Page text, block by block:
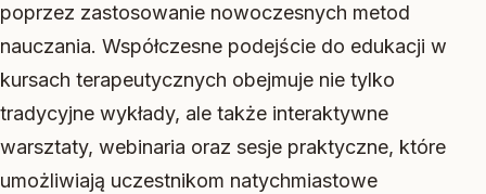
poprzez zastosowanie nowoczesnych metod
nauczania. Współczesne podejście do edukacji w
kursach terapeutycznych obejmuje nie tylko
tradycyjne wykłady, ale także interaktywne
warsztaty, webinaria oraz sesje praktyczne, które
umożliwiają uczestnikom natychmiastowe